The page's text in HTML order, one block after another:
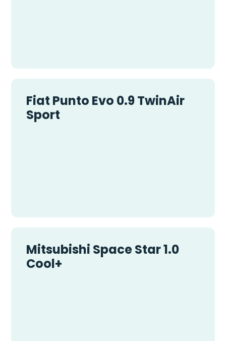
Fiat Punto Evo 0.9 TwinAir
Sport
Mitsubishi Space Star 1.0
Cool+